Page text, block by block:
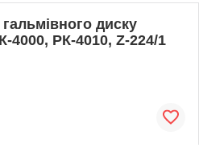
диску
4000, РК-4010, Z-224/1